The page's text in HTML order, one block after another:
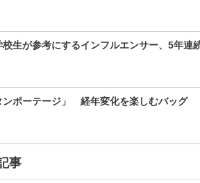
校生が参考にするインフルエンサー、5年連
ンポーテージ」 経年変化を楽しむバッグ
事